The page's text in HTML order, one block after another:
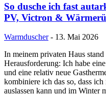
So dusche ich fast
PV, Victron &
Warmduscher- 13. Mai 2026
In meinem privaten Haus
Herausforderung: Ich habe
und eine relativ neue
kombiniere ich das so, dass
auslassen kann und im Winter